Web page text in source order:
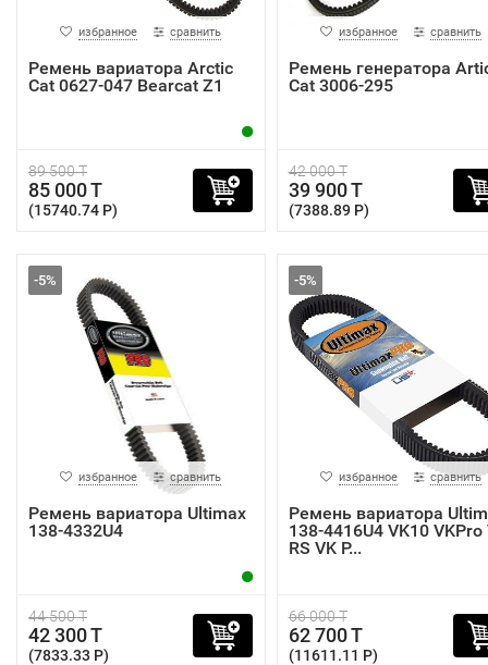
избранное сравнить
Ремень вариатора Arctic
Cat 0627-047 Bearcat Z1
89 500 T
85 000 T
(15740.74 P)
избранное сравнить
Ремень генератора
Cat 3006-295
42 000 T
39 900 T
(7388.89 P)
-5%
избранное сравнить
Ремень вариатора Ultimax
138-4332U4
44 500 T
42 300 T
(7833.33 P)
-5%
избранное сравнить
Ремень вариатора
138-4416U4 VK10 VKPro
RS VK P...
66 000 T
62 700 T
(11611.11 P)